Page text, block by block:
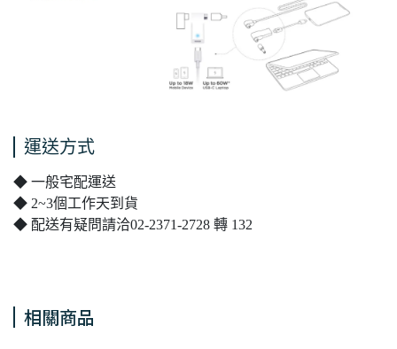
運送方式
◆ 一般宅配運送
◆ 2~3個工作天到貨
◆ 配送有疑問請洽02-2371-2728 轉 132
相關商品